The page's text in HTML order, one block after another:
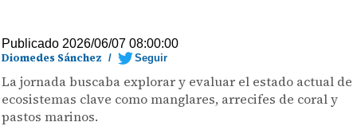
Publicado 2026/06/07 08:00:00
Diomedes Sánchez / Seguir
La jornada buscaba explorar y evaluar el estado actual de
ecosistemas clave como manglares, arrecifes de coral y
pastos marinos.